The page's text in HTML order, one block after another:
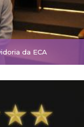
da ECA